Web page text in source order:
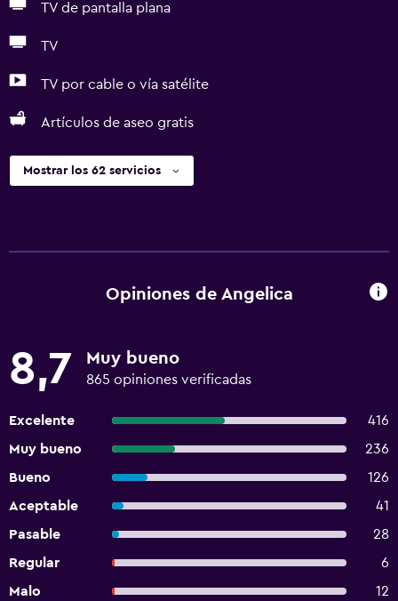
TV de pantalla plana
TV
TV por cable o vía satélite
Artículos de aseo gratis
Mostrar los 62 servicios
Opiniones de Angelica
8,7 Muy bueno
865 opiniones verificadas
Excelente
416
Muy bueno
236
Bueno
126
Aceptable
41
Pasable
28
Regular
6
Malo
12